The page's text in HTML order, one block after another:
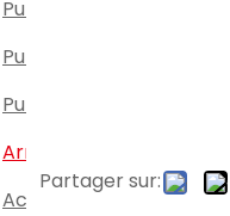
Pulvérisateur électrique
Pulvérisateur manuel
Pulvérisateur électrique
Arrosoir
Accessoires de
Partager sur: